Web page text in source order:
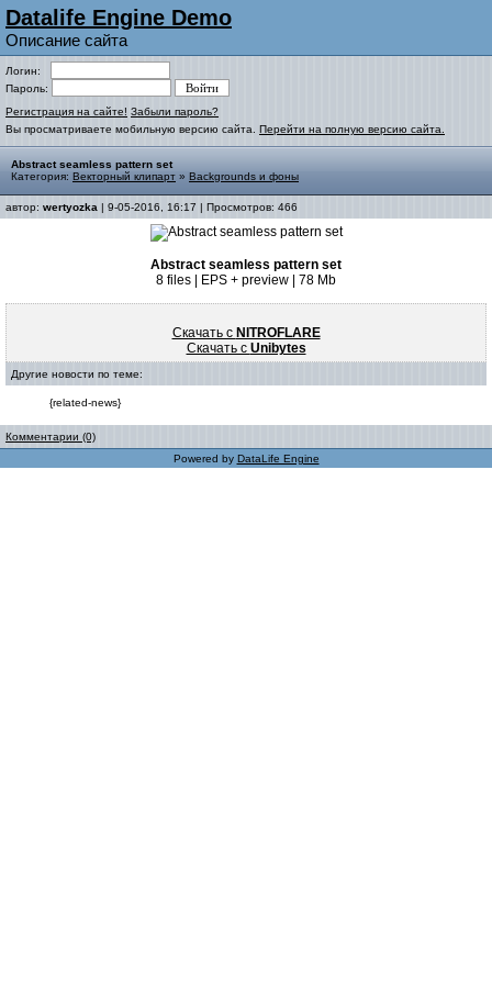
Datalife Engine Demo
Описание сайта
Логин:
Пароль:
Регистрация на сайте! Забыли пароль?
Вы просматриваете мобильную версию сайта. Перейти на полную версию сайта.
Abstract seamless pattern set
Категория: Векторный клипарт » Backgrounds и фоны
автор: wertyozka | 9-05-2016, 16:17 | Просмотров: 466
Abstract seamless pattern set
8 files | EPS + preview | 78 Mb
Скачать с NITROFLARE
Скачать с Unibytes
Другие новости по теме:
{related-news}
Комментарии (0)
Powered by DataLife Engine